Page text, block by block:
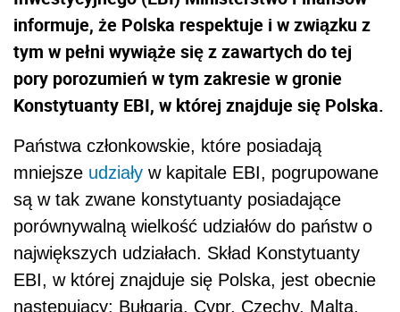
informuje, że Polska respektuje i w związku z
tym w pełni wywiąże się z zawartych do tej
pory porozumień w tym zakresie w gronie
Konstytuanty EBI, w której znajduje się Polska.
Państwa członkowskie, które posiadają
mniejsze udziały w kapitale EBI, pogrupowane
są w tak zwane konstytuanty posiadające
porównywalną wielkość udziałów do państw o
największych udziałach. Skład Konstytuanty
EBI, w której znajduje się Polska, jest obecnie
następujący: Bułgaria, Cypr, Czechy, Malta,